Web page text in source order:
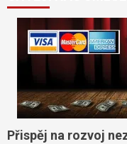
Přispěj na rozvoj